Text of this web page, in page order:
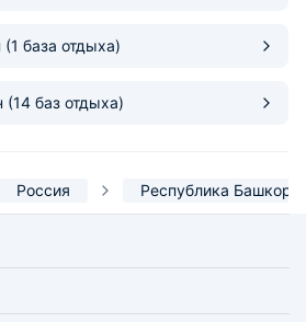
(1 база отдыха)
(14 баз отдыха)
Россия Республика